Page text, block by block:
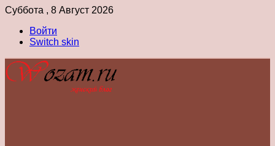
Суббота , 8 Август 2026
Войти
Switch skin